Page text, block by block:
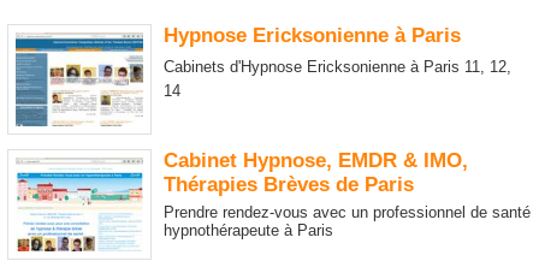
Hypnose Ericksonienne à Paris
Cabinets d'Hypnose Ericksonienne à Paris 11, 12,
14
Cabinet Hypnose, EMDR & IMO,
Thérapies Brèves de Paris
Prendre rendez-vous avec un professionnel de santé
hypnothérapeute à Paris